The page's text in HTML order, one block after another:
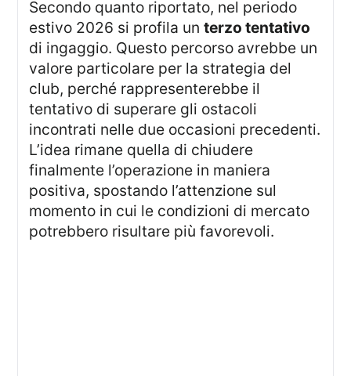
Secondo quanto riportato, nel periodo
estivo 2026 si profila unterzo tentativo
di ingaggio. Questo percorso avrebbe un
valore particolare per la strategia del
club, perché rappresenterebbe il
tentativo di superare gli ostacoli
incontrati nelle due occasioni precedenti.
L’idea rimane quella di chiudere
finalmente l’operazione in maniera
positiva, spostando l’attenzione sul
momento in cui le condizioni di mercato
potrebbero risultare più favorevoli.